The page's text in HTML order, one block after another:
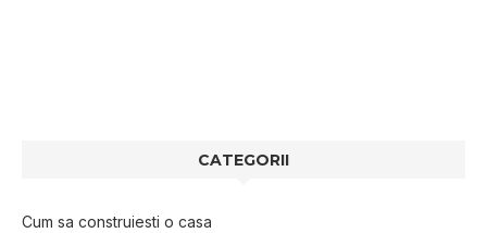
CATEGORII
Cum sa construiesti o casa